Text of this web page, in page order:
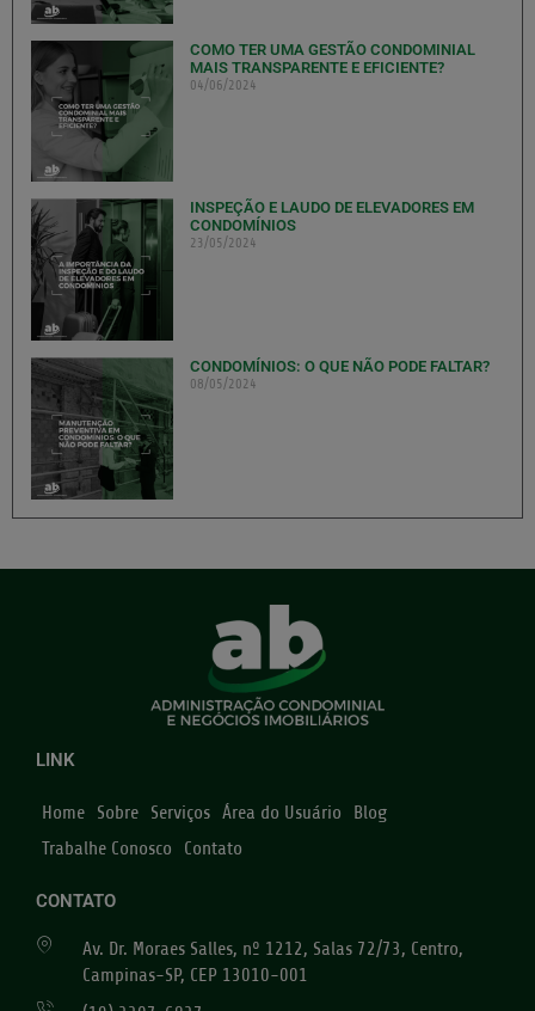
COMO TER UMA GESTÃO CONDOMINIAL
MAIS TRANSPARENTE E EFICIENTE?
04/06/2024
INSPEÇÃO E LAUDO DE ELEVADORES EM
CONDOMÍNIOS
23/05/2024
CONDOMÍNIOS: O QUE NÃO PODE FALTAR?
08/05/2024
LINK
Home Sobre Serviços Área do Usuário
Blog
Trabalhe Conosco
Contato
CONTATO
Av. Dr. Moraes Salles, nº 1212, Salas 72/73, Centro,
Campinas-SP, CEP 13010-001